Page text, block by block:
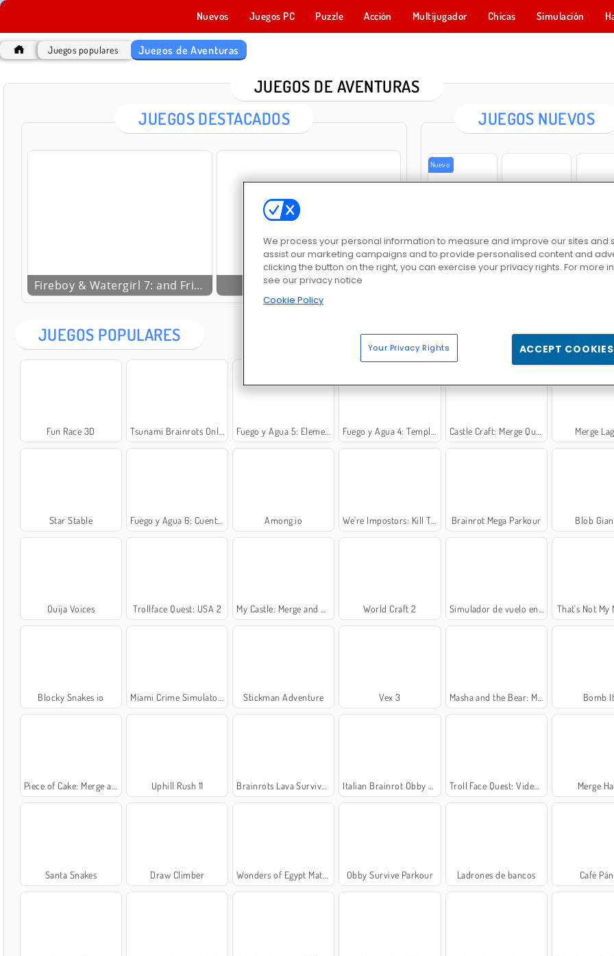
Nuevos Juegos PC Puzzle Acción Multijugador Chicas Simulación
Juegos populares Juegos de Aventuras
JUEGOS DE AVENTURAS
JUEGOS DESTACADOS
Fireboy & Watergirl 7: and Friends Impostor
JUEGOS NUEVOS
Nuevo
Fashion Makeover Dash SpelunKing
JUEGOS POPULARES
Fun Race 3D Tsunami Brainrots Online Fuego y Agua 5: Elementos Fuego y Agua 4: Templo de Cristal Castle Craft: Merge Quest Merge
Star Stable Fuego y Agua 6: Cuento de hadas Among.io We're Impostors: Kill Together Brainrot Mega Parkour Blob
Ouija Voices Trollface Quest: USA 2 My Castle: Merge and Story World Craft 2 Simulador de vuelo en Boeing That's Not My
Blocky Snakes io Miami Crime Simulator 3D Stickman Adventure Vex 3 Masha and the Bear: Meadows Bomb
Piece of Cake: Merge and Bake Uphill Rush 11 Brainrots Lava Survive Online Italian Brainrot Obby Parkour Troll Face Quest: Video Memes and TV Shows: Part 1 Merge
Santa Snakes Draw Climber Wonders of Egypt Match Obby Survive Parkour Ladrones de bancos Café
We process your personal information to measure and improve our sites and
assist our marketing campaigns and to provide personalised content and
clicking the button on the right, you can exercise your privacy rights. For more
see our privacy notice
Cookie Policy
Your Privacy Rights ACCEPT COOKIES